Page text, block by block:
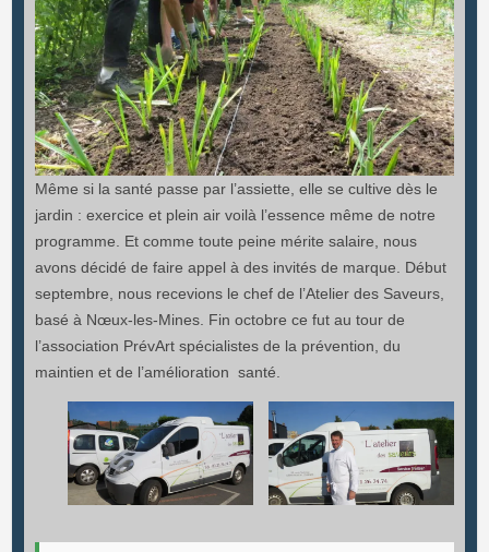
Même si la santé passe par l’assiette, elle se cultive dès le
jardin : exercice et plein air voilà l’essence même de notre
programme. Et comme toute peine mérite salaire, nous
avons décidé de faire appel à des invités de marque. Début
septembre, nous recevions le chef de l’Atelier des Saveurs,
basé à Nœux-les-Mines. Fin octobre ce fut au tour de
l’association PrévArt spécialistes de la prévention, du
maintien et de l’amélioration santé.